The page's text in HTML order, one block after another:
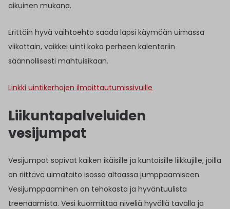
aikuinen mukana.
Erittäin hyvä vaihtoehto saada lapsi käymään uimassa
viikottain, vaikkei uinti koko perheen kalenteriin
säännöllisesti mahtuisikaan.
Linkki uintikerhojen ilmoittautumissivuille
Liikuntapalveluiden
vesijumpat
Vesijumpat sopivat kaiken ikäisille ja kuntoisille liikkujille, joilla
on riittävä uimataito isossa altaassa jumppaamiseen.
Vesijumppaaminen on tehokasta ja hyväntuulista
treenaamista. Vesi kuormittaa niveliä hyvällä tavalla ja